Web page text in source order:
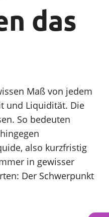
das
Maß von jedem
und Liquidität. Die
So bedeuten
also kurzfristig
in gewisser
Der Schwerpunkt